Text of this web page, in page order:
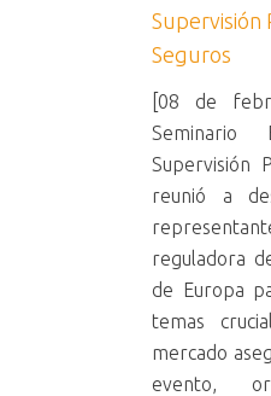
Supervisión
Seguros
[08 de
Seminario
Supervisión
reunió a
reguladora
de Europa
temas
mercado
evento,